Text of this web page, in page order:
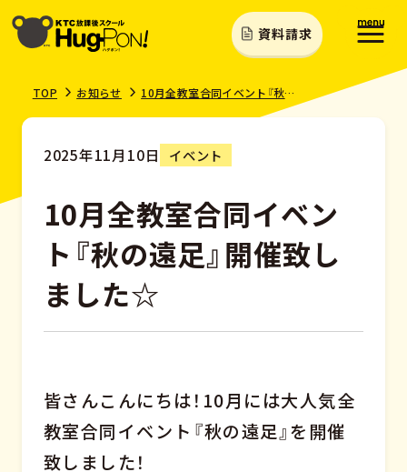
資料請求
TOP お知らせ 10月全教室合同イベント『秋の遠足』開催致しました☆
2025年11月10日 イベント
10月全教室合同イベン
ト『秋の遠足』開催致し
ました☆
皆さんこんにちは！10月には大人気全
教室合同イベント『秋の遠足』を開催
致しました！